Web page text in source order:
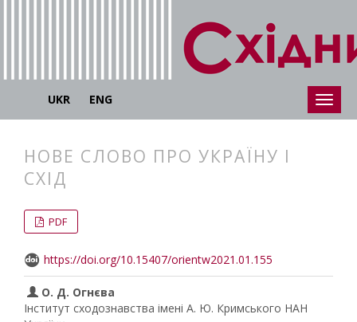
UKR ENG
НОВЕ СЛОВО ПРО УКРАЇНУ І
СХІД
PDF
https://doi.org/10.15407/orientw2021.01.155
О. Д. Огнєва
Інститут сходознавства імені А. Ю. Кримського НАН